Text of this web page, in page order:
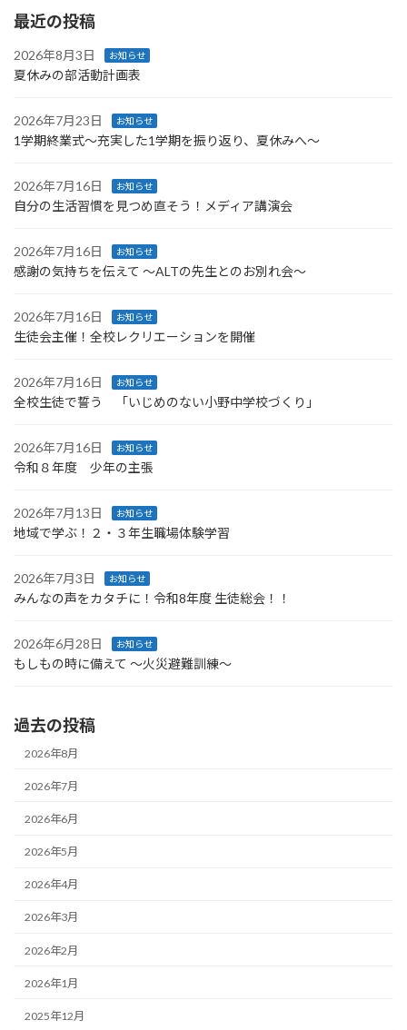
ー
ジ
り
最近の投稿
2026年8月3日 お知らせ
夏休みの部活動計画表
2026年7月23日 お知らせ
1学期終業式〜充実した1学期を振り返り、夏休みへ〜
2026年7月16日 お知らせ
自分の生活習慣を見つめ直そう！メディア講演会
2026年7月16日 お知らせ
感謝の気持ちを伝えて ～ALTの先生とのお別れ会～
2026年7月16日 お知らせ
生徒会主催！全校レクリエーションを開催
2026年7月16日 お知らせ
全校生徒で誓う 「いじめのない小野中学校づくり」
2026年7月16日 お知らせ
令和８年度 少年の主張
2026年7月13日 お知らせ
地域で学ぶ！２・３年生職場体験学習
2026年7月3日 お知らせ
みんなの声をカタチに！令和8年度 生徒総会！！
2026年6月28日 お知らせ
もしもの時に備えて ～火災避難訓練～
過去の投稿
2026年8月
2026年7月
2026年6月
2026年5月
2026年4月
2026年3月
2026年2月
2026年1月
2025年12月